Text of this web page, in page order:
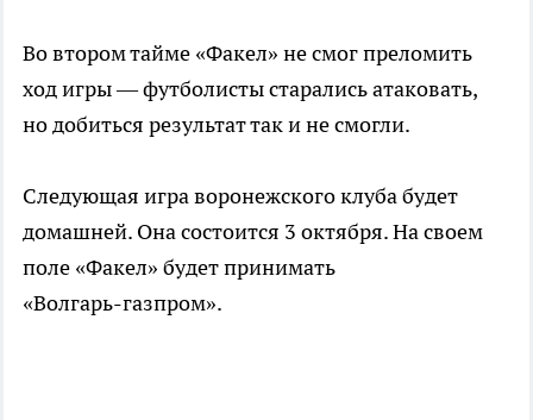
Во втором тайме «Факел» не смог преломить
ход игры — футболисты старались атаковать,
но добиться результат так и не смогли.
Следующая игра воронежского клуба будет
домашней. Она состоится 3 октября. На своем
поле «Факел» будет принимать
«Волгарь-газпром».